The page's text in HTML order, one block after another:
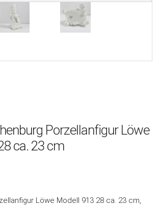
Porzellanfigur Löwe
ca. 23 cm
Löwe Modell 913 28 ca. 23 cm,